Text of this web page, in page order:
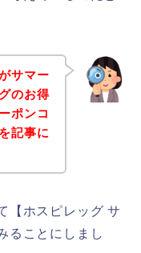
サマー
のお得
ポンコ
記事に
【ホスピレッグ サ
ることにしまし